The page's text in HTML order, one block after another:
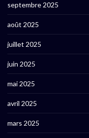
septembre 2025
août 2025
juillet 2025
juin 2025
mai 2025
avril 2025
mars 2025